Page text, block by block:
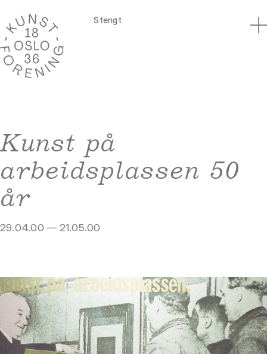
Stengt
Kunst på
arbeidsplassen 50
år
29.04.00 — 21.05.00